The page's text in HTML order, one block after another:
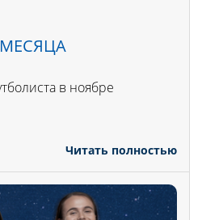
в ноябре
Читать полностью